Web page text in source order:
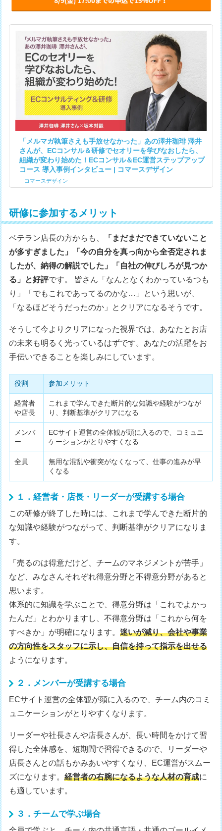
「メルマガ執筆さえも手放せなかった」あの澤井珈琲 澤井
さんが、ECコンサル＆研修でセオリーを学びなおしたら、
組織が変わり始めた！ECコンサル＆EC運営ステップアップ
コース 導入事例インタビュー | コマースデザイン
コマースデザイン
研修に参加するメリット
ベテラン店長の方からも、
「まだまだできていないこと
が多すぎました」「今の自分を真っ向から全否定されま
したが、納得の解説でした」「自社の伸びしろが見つか
る」と好評です。 皆さん「なんとなくわかっているつも
り」「でもこれであってるのかな…」という思いが、
「なるほどそうだったのか」とクリアになるそうです。
そうして今よりクリアになった視界では、あなたとお店
の未来も明るく光っているはずです。あなたの活躍をお
手伝いできることを楽しみにしています。
役割 参加メリット
経営者
や店長
これまで学んできた断片的な知識や経験がつなが
り、判断基準がクリアになる
メンバ
ー
ECサイト運営の全体観が頭に入るので、コミュニ
ケーションがとりやすくなる
全員
無用な混乱や衝突がなくなって、仕事の進みが早
くなる
１．経営者・店長・リーダーが受講する場合
この研修が終了した時には、これまで学んできた断片的
な知識や経験がつながって、判断基準がクリアになりま
す。
「売るのは得意だけど、チームのマネジメントが苦手」
など、みなさんそれぞれ得意分野と不得意分野があると
思います。
体系的に知識を学ぶことで、得意分野は「これでよかっ
たんだ」とわかりますし、不得意分野は「これから何を
すべきか」が明確になります。迷いが減り、会社や事業
の方向性をスタッフに示し、自信を持って指示を出せる
ようになります。
２．メンバーが受講する場合
ECサイト運営の全体観が頭に入るので、チーム内のコミ
ュニケーションがとりやすくなります。
リーダーや社長さんや店長さんが、長い時間をかけて習
得した全体感を、短期間で習得できるので、リーダーや
店長さんとの話もかみあいやすくなり、EC運営がスムー
ズになります。経営者の右腕になるような人材の育成に
も適しています。
３．チームで学ぶ場合